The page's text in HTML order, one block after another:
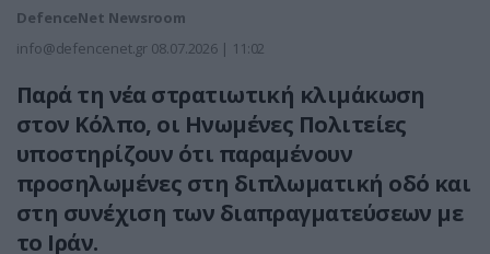
DefenceNet Newsroom
info@defencenet.gr 08.07.2026 | 11:02
Παρά τη νέα στρατιωτική κλιμάκωση
στον Κόλπο, οι Ηνωμένες Πολιτείες
υποστηρίζουν ότι παραμένουν
προσηλωμένες στη διπλωματική οδό και
στη συνέχιση των διαπραγματεύσεων με
το Ιράν.